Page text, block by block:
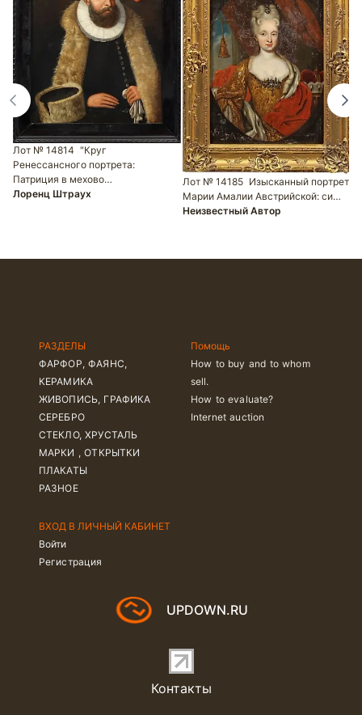
Лот № 14814 "Круг
Ренессансного портрета:
Патриция в мехово…
Лоренц Штраух
Лот № 14185 Изысканный портрет
Марии Амалии Австрийской: си…
Неизвестный Автор
РАЗДЕЛЫ
ФАРФОР, ФАЯНС,
КЕРАМИКА
ЖИВОПИСЬ, ГРАФИКА
СЕРЕБРО
СТЕКЛО, ХРУСТАЛЬ
МАРКИ , ОТКРЫТКИ
ПЛАКАТЫ
РАЗНОЕ
Помощь
How to buy and to whom
sell.
How to evaluate?
Internet auction
ВХОД В ЛИЧНЫЙ КАБИНЕТ
Войти
Регистрация
UPDOWN.RU
Контакты